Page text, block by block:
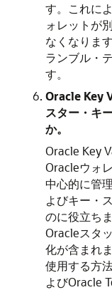
す。これに
ォレットが
なくなりま
ランブル・
す。
Oracle Key
スター・キ
か。
Oracle Key
Oracleウォ
中心的に管
よびキー・
のに役立ち
Oracleスタ
化が含まれ
使用する方
よびOracle